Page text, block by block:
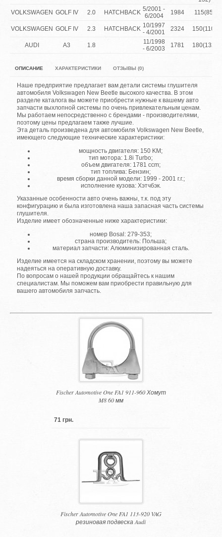
VOLKSWAGEN GOLF IV 2.0 HATCHBACK 5/2001 -
6/2004
1984 115(85)
VOLKSWAGEN GOLF IV 2.3 HATCHBACK 10/1997
- 4/2001
2324 150(110)
AUDI A3 1.8
11/1998
- 6/2003
1781 180(132)
ОПИСАНИЕ ХАРАКТЕРИСТИКИ ОТЗЫВЫ (0)
Наше предприятие предлагает вам детали системы глушителя
автомобиля Volkswagen New Beetle высокого качества. В этом
разделе каталога вы можете приобрести нужные к вашему авто
запчасти выхлопной системы по очень привлекательным ценам.
Мы работаем непосредственно с брендами - производителями,
поэтому цены предлагаем также лучшие.
Эта деталь произведена для автомобиля Volkswagen New Beetle,
имеющего следующие технические характеристики:
мощность двигателя: 150 KM;
тип мотора: 1.8i Turbo;
объем двигателя: 1781 ccm;
тип топлива: Бензин;
время сборки данной модели: 1999 - 2001 г.г.;
исполнение кузова: Хэтчбэк.
Указанные особенности авто очень важны, т.к. под эту
конфигурацию и была изготовлена наша запасная часть системы
глушителя.
Изделие имеет обозначенные ниже характеристики:
номер Bosal: 279-353;
страна производитель: Польша;
материал запчасти: Алюминизированная сталь.
Изделие имеется на складском хранении, поэтому вы можете
надеяться на оперативную доставку.
По вопросам о нашей продукции обращайтесь к нашим
специалистам. Мы поможем вам приобрести правильную для
вашего автомобиля запчасть.
Fischer Automotive One FA1 911-960 Хомут
M8 60 мм
71 грн.
Fischer Automotive One FA1 113-920 VAG
резиновая подвеска Audi